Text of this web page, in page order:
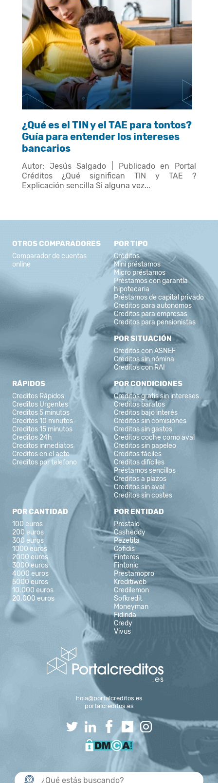
¿Qué es el TIN y el TAE para tontos?
Guía para entender los intereses
bancarios
Autor: Jesús Salgado | Publicado en Portal
Créditos ¿Qué significan TIN y TAE ?
Explicación sencilla Si alguna vez...
OTROS COMPARADORES
Comparador de cuentas
online
POR TIPO
Créditos
Mini préstamos
Micro préstamos
Préstamos con garantía
hipotecaria
Préstamos de capital privado
Creditos para autonomos
Creditos para empresas
Creditos para pensionistas
POR SITUACIÓN
Creditos con ASNEF
Creditos sin nómina
Creditos con RAI
RÁPIDOS
Creditos Rápidos
Creditos Urgentes
Creditos 5 minutos
Creditos 10 minutos
Creditos 15 minutos
Creditos 24h
Creditos inmediatos
Creditos en el acto
Creditos por telefono
POR CONDICIONES
Creditos gratis sin intereses
Creditos baratos
Creditos bajo interés
Creditos sin comisiones
Creditos sin gastos
Creditos coche como aval
Creditos sin papeleo
Creditos fáciles
Creditos difíciles
Préstamos sencillos
Creditos a plazos
Creditos sin aval
Creditos sin costes
POR CANTIDAD
100 euros
200 euros
300 euros
1000 euros
2000 euros
3000 euros
4000 euros
5000 euros
10.000 euros
20.000 euros
POR ENTIDAD
Prestalo
Casheddy
Pezetita
Cofidis
Finteres
Fintonic
Prestamopro
Kreditiweb
Credilemon
Sofkredit
Moneyman
Fidinda
Credy
Vivus
hola@portalcreditos.es
portalcreditos.es